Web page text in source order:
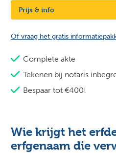
Prijs & info
Of vraag het gratis
Complete akte
Tekenen bij notaris
Bespaar tot €400!
Wie krijgt het
erfgenaam die